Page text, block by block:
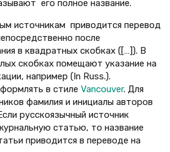
его полное название.
источникам приводится перевод
после
в квадратных скобках ([…]). В
скобках помещают указание на
например (In Russ.).
в стиле Vancouver. Для
фамилия и инициалы авторов
русскоязычный источник
статью, то название
приводится в переводе на